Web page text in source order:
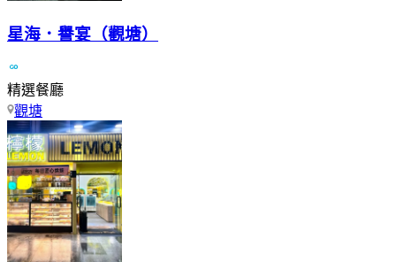
星海．譽宴（觀塘）
精選餐廳
觀塘